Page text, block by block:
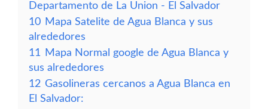
Departamento de La Union - El Salvador
10 Mapa Satelite de Agua Blanca y sus
alrededores
11
Mapa Normal google de Agua Blanca y
sus alrededores
12 Gasolineras cercanos a Agua Blanca en
El Salvador: